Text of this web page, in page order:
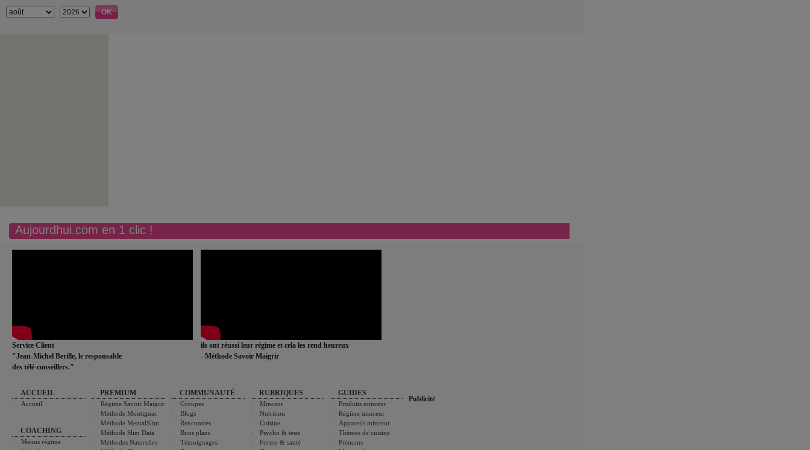
Aujourdhui.com en 1 clic !
Service Client
"Jean-Michel Berille, le responsable
des télé-conseillers."
ils ont réussi leur régime et cela les rend heureux
- Méthode Savoir Maigrir
ACCUEIL
Accueil
COACHING
Menus régime
PREMIUM
Régime Savoir Maigrir
Méthode Montignac
Méthode MentalSlim
Méthode Slim Data
Méthodes Naturelles
COMMUNAUTÉ
Groupes
Blogs
Rencontres
Bons plans
Témoignages
RUBRIQUES
Minceur
Nutrition
Cuisine
Psycho & tests
Forme & santé
GUIDES
Produits minceur
Régime minceur
Appareils minceur
Thèmes de cuisine
Prénoms
Publicité